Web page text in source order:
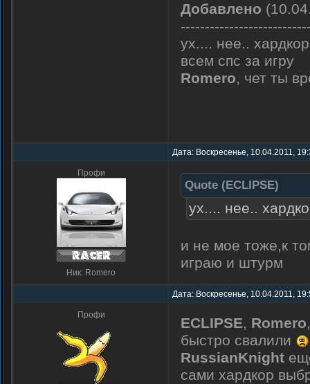
Добавлено
ух.... нее..
всем спс за игру
Romero, чет ты
Дата: Воскресенье, 10.04.2011,
Профи
Ник: Romero
Quote (ECLIPSE)
ух.... нее..
и не мое тоже,к
играю и штурм
Дата: Воскресенье, 10.04.2011,
Профи ECLIPSE, Romero
быстро свалили
RussianKnight
сами хардкор